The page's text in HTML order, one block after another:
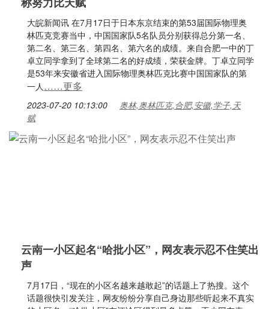
大皖新闻讯 在7月17日于日本东京结束的第53届国际物理奥
林匹克竞赛当中，中国国家队5名队员分别获得总分第一名、
第二名、第三名、第四名、第六名的成绩。来自合肥一中的丁
卓立同学拿到了全球第二名的好成绩，荣获金牌。丁卓立同学
是53年来安徽省进入国际物理奥林匹克比赛中国国家队的第
一人……更多
2023-07-20 10:13:00
奥林,奥林匹克,合肥,安徽,学子,天
赋
云南一小区起名“哈批小区”，网友表示忍不住笑出
声
7月17日，“现在的小区名越来越敢起”的话题上了热搜。这个
话题很快引发关注，网友纷纷分享自己身边那些听起来不真实